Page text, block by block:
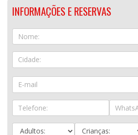
INFORMAÇÕES E RESERVAS